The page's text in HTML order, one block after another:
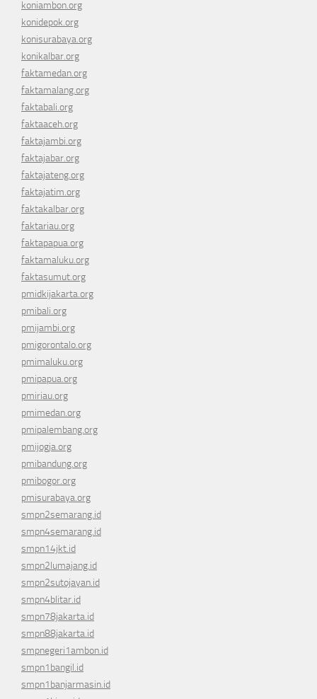
koniambon.org
konidepok.org
konisurabaya.org
konikalbar.org
faktamedan.org
faktamalang.org
faktabali.org
faktaaceh.org
faktajambi.org
faktajabar.org
faktajateng.org
faktajatim.org
faktakalbar.org
faktariau.org
faktapapua.org
faktamaluku.org
faktasumut.org
pmidkijakarta.org
pmibali.org
pmijambi.org
pmigorontalo.org
pmimaluku.org
pmipapua.org
pmiriau.org
pmimedan.org
pmipalembang.org
pmijogja.org
pmibandung.org
pmibogor.org
pmisurabaya.org
smpn2semarang.id
smpn4semarang.id
smpn14jkt.id
smpn2lumajang.id
smpn2sutojayan.id
smpn4blitar.id
smpn78jakarta.id
smpn88jakarta.id
smpnegeri1ambon.id
smpn1bangil.id
smpn1banjarmasin.id